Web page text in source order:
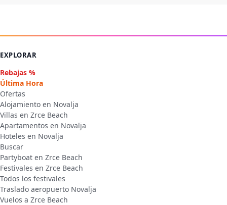
EXPLORAR
Rebajas %
Última Hora
Ofertas
Alojamiento en Novalja
Villas en Zrce Beach
Apartamentos en Novalja
Hoteles en Novalja
Buscar
Partyboat en Zrce Beach
Festivales en Zrce Beach
Todos los festivales
Traslado aeropuerto Novalja
Vuelos a Zrce Beach